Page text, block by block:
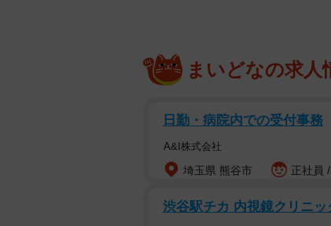
オラな涼海さんの接客に若干戸
子を見ていた山本さんの師匠で
んのおかげ。裕典くんいなかっ
か“ポンポンポン”しか言ってな
舞伎町は高貴じゃないといけな
また、この日ラストの初回接客
かす」と語るホスト歴1年の戦
まいどなの求人
日勤・病院内での受付事務
A&I株式会社
埼玉県 熊谷市 正社員
渋谷駅チカ 内視鏡クリニ